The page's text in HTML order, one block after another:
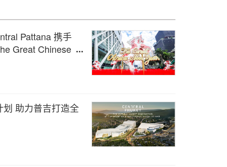
Pattana 携手
Great Chinese
助力普吉打造全